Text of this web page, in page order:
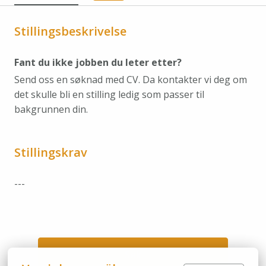
Stillingsbeskrivelse
Fant du ikke jobben du leter etter?
Send oss en søknad med CV. Da kontakter vi deg om
det skulle bli en stilling ledig som passer til
bakgrunnen din.
Stillingskrav
---